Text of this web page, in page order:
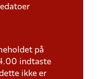
på
indtaste
ikke er